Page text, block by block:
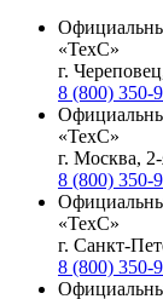
«ТехС»
г.
8 (800) 350-
«ТехС»
г. Москва,
8 (800) 350-
«ТехС»
г. Санкт-
8 (800) 350-